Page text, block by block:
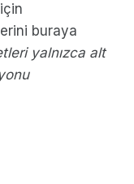
buraya
yalnızca alt